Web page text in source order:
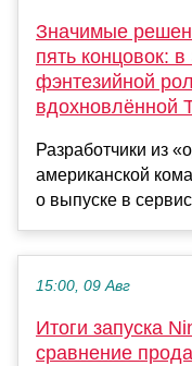
Значимые
пять концовок:
фэнтезийной
вдохновлённой
Разработчики из
американской
о выпуске в
15:00, 09 Авг
Итоги запуска
сравнение